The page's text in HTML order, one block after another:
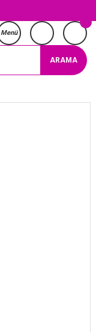
Menü
ARAMA